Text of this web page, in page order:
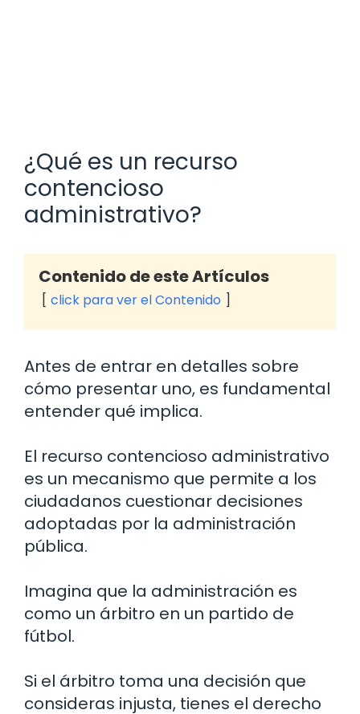
¿Qué es un recurso
contencioso
administrativo?
Contenido de este Artículos
click para ver el Contenido
Antes de entrar en detalles sobre
cómo presentar uno, es fundamental
entender qué implica.
El recurso contencioso administrativo
es un mecanismo que permite a los
ciudadanos cuestionar decisiones
adoptadas por la administración
pública.
Imagina que la administración es
como un árbitro en un partido de
fútbol.
Si el árbitro toma una decisión que
consideras injusta, tienes el derecho